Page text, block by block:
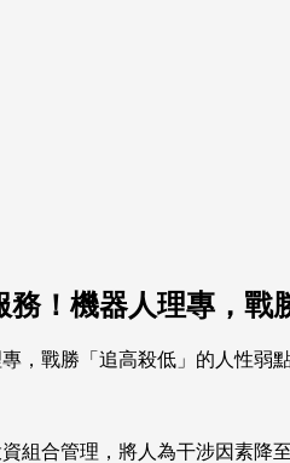
！機器人理專，戰
組合管理，將人為干涉因素降